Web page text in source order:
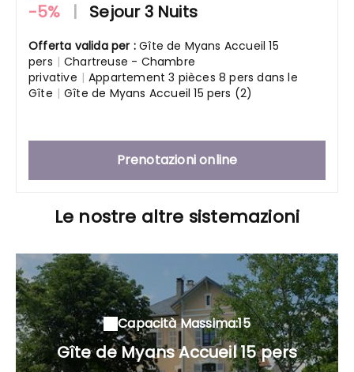
-5% Sejour 3 Nuits
Offerta valida per :Gîte de Myans Accueil 15
pers | Chartreuse - Chambre
privative | Appartement 3 pièces 8 pers dans le
Gîte | Gîte de Myans Accueil 15 pers (2)
Prenotazioni online
Le nostre altre sistemazioni
Capacità Massima:15
Gîte de Myans Accueil 15 pers